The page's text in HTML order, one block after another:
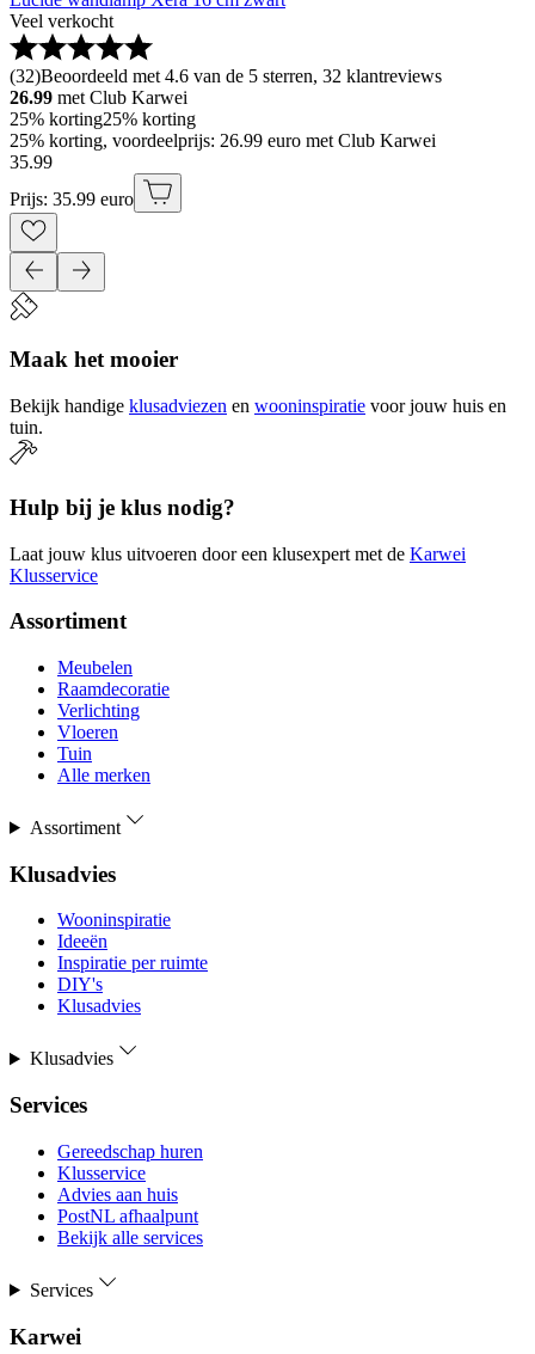
Veel verkocht
(32)Beoordeeld met 4.6 van de 5 sterren, 32 klantreviews
26.99 met Club Karwei
25% korting25% korting
25% korting, voordeelprijs: 26.99 euro met Club Karwei
35.99
Prijs: 35.99 euro
Maak het mooier
Bekijk handige klusadviezen en wooninspiratie voor jouw huis en
tuin.
Hulp bij je klus nodig?
Laat jouw klus uitvoeren door een klusexpert met de Karwei
Klusservice
Assortiment
Meubelen
Raamdecoratie
Verlichting
Vloeren
Tuin
Alle merken
Assortiment
Klusadvies
Wooninspiratie
Ideeën
Inspiratie per ruimte
DIY's
Klusadvies
Klusadvies
Services
Gereedschap huren
Klusservice
Advies aan huis
PostNL afhaalpunt
Bekijk alle services
Services
Karwei